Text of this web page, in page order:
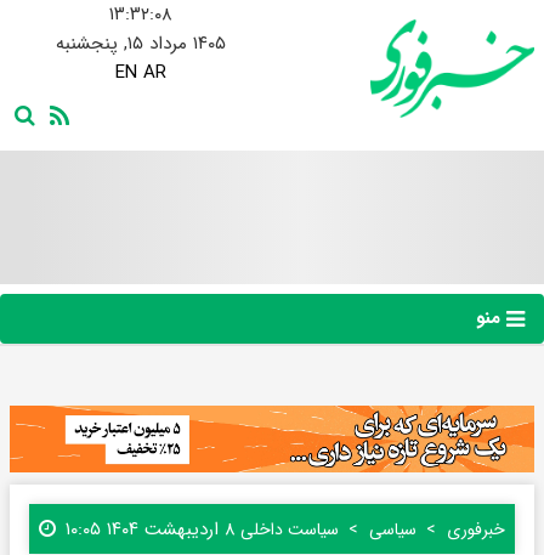
۱۳:۳۲:۰۹
۱۴۰۵ مرداد ۱۵, پنجشنبه
EN AR
منو
خبرفوری سیاسی سیاست داخلی ۸ اردیبهشت ۱۴۰۴ ۱۰:۰۵